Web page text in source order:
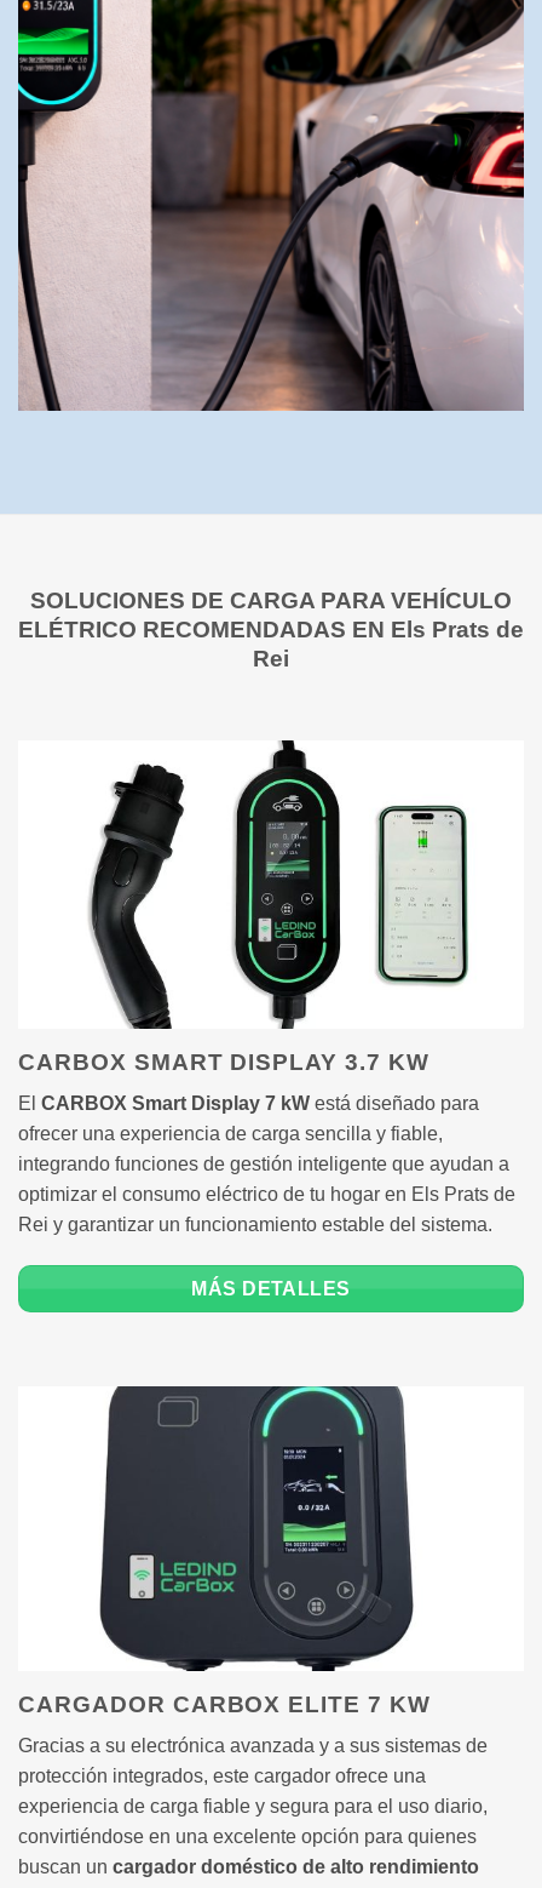
SOLUCIONES DE CARGA PARA VEHÍCULO
ELÉTRICO RECOMENDADAS EN Els Prats de
Rei
CARBOX SMART DISPLAY 3.7 KW
El CARBOX Smart Display 7 kW está diseñado para
ofrecer una experiencia de carga sencilla y fiable,
integrando funciones de gestión inteligente que ayudan a
optimizar el consumo eléctrico de tu hogar en Els Prats de
Rei y garantizar un funcionamiento estable del sistema.
MÁS DETALLES
CARGADOR CARBOX ELITE 7 KW
Gracias a su electrónica avanzada y a sus sistemas de
protección integrados, este cargador ofrece una
experiencia de carga fiable y segura para el uso diario,
convirtiéndose en una excelente opción para quienes
buscan un cargador doméstico de alto rendimiento